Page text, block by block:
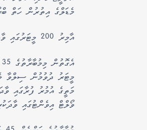
މެޑަލްގެ އިތުރުން ހަތް ބްރޯންޒް
އާމިރު 200 މީޓަރުގައި ވާދަކުރަނީ...
ވޯލްޓް އިވެންޓުގައި